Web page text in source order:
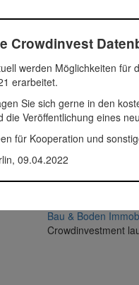
Grundstücksfläche von
zentralsten Wohnlagen
Ortner Real
liegt bereits
und 102 m2
418.800 Euro
2019
Immobilien
Bau & Boden
Crowdinvestment
Crowdinvest
werden Möglichkeiten für
erarbeitet.
Sie sich gerne in den
die Veröffentlichung eines
für Kooperation und
09.04.2022